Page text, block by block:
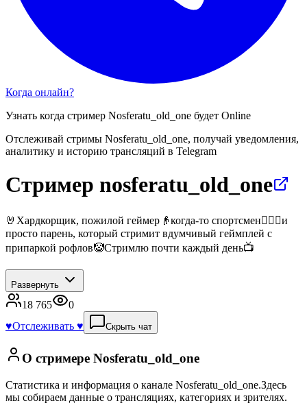
Когда онлайн?
Узнать когда стример Nosferatu_old_one будет Online
Отслеживай стримы Nosferatu_old_one, получай уведомления,
аналитику и историю трансляций в Telegram
Стример nosferatu_old_one
🤘Хардкорщик, пожилой геймер👴когда-то спортсмен🏋🏼‍♂️и
просто парень, который стримит вдумчивый геймплей с
припаркой рофлов🤡Стримлю почти каждый день📺
Развернуть
18 765
0
♥️Отслеживать ♥️ Скрыть чат
О стримере Nosferatu_old_one
Статистика и информация о канале Nosferatu_old_one.Здесь
мы собираем данные о трансляциях, категориях и зрителях.